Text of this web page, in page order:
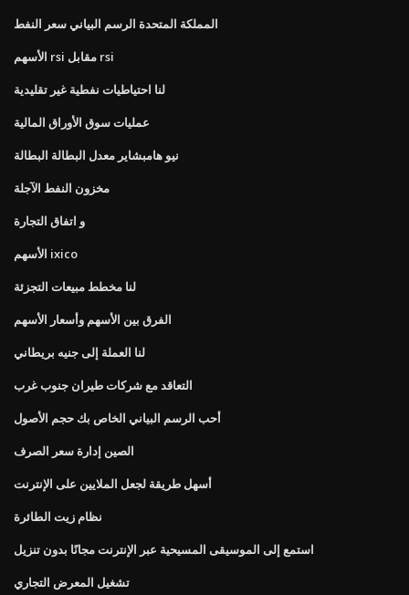
المملكة المتحدة الرسم البياني سعر النفط
الأسهم rsi مقابل rsi
لنا احتياطيات نفطية غير تقليدية
عمليات سوق الأوراق المالية
نيو هامبشاير معدل البطالة البطالة
مخزون النفط الآجلة
و اتفاق التجارة
الأسهم ixico
لنا مخطط مبيعات التجزئة
الفرق بين الأسهم وأسعار الأسهم
لنا العملة إلى جنيه بريطاني
التعاقد مع شركات طيران جنوب غرب
أحب الرسم البياني الخاص بك حجم الأصول
الصين إدارة سعر الصرف
أسهل طريقة لجعل الملايين على الإنترنت
نظام زيت الطائرة
استمع إلى الموسيقى المسيحية عبر الإنترنت مجانًا بدون تنزيل
تشغيل المعرض التجاري